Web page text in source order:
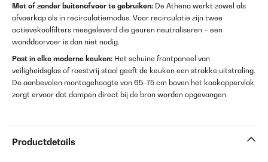
Met of zonder buitenafvoer te gebruiken: De Athena werkt zowel als
afvoerkap als in recirculatiemodus. Voor recirculatie zijn twee
actievekoolfilters meegeleverd die geuren neutraliseren – een
wanddoorvoer is dan niet nodig.
Past in elke moderne keuken: Het schuine frontpaneel van
veiligheidsglas of roestvrij staal geeft de keuken een strakke uitstraling.
De aanbevolen montagehoogte van 65–75 cm boven het kookoppervlak
zorgt ervoor dat dampen direct bij de bron worden opgevangen.
Productdetails